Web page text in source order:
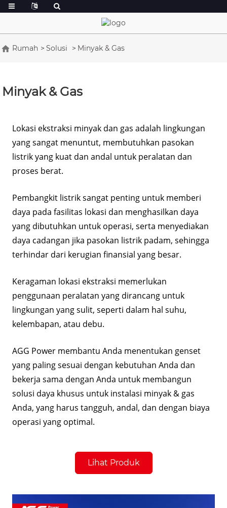
Rumah Solusi Minyak & Gas
Minyak & Gas
Lokasi ekstraksi minyak dan gas adalah lingkungan
yang sangat menuntut, membutuhkan pasokan
listrik yang kuat dan andal untuk peralatan dan
proses berat.
Pembangkit listrik sangat penting untuk memberi
daya pada fasilitas lokasi dan menghasilkan daya
yang dibutuhkan untuk operasi, serta menyediakan
daya cadangan jika pasokan listrik padam, sehingga
terhindar dari kerugian finansial yang besar.
Keragaman lokasi ekstraksi memerlukan
penggunaan peralatan yang dirancang untuk
lingkungan yang sulit, seperti dalam hal suhu,
kelembapan, atau debu.
AGG Power membantu Anda menentukan genset
yang paling sesuai dengan kebutuhan Anda dan
bekerja sama dengan Anda untuk membangun
solusi daya khusus untuk instalasi minyak & gas
Anda, yang harus tangguh, andal, dan dengan biaya
operasi yang optimal.
Lihat Produk